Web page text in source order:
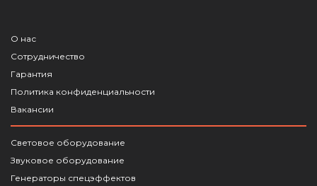
О нас
Сотрудничество
Гарантия
Политика конфиденциальности
Вакансии
Световое оборудование
Звуковое оборудование
Генераторы спецэффектов